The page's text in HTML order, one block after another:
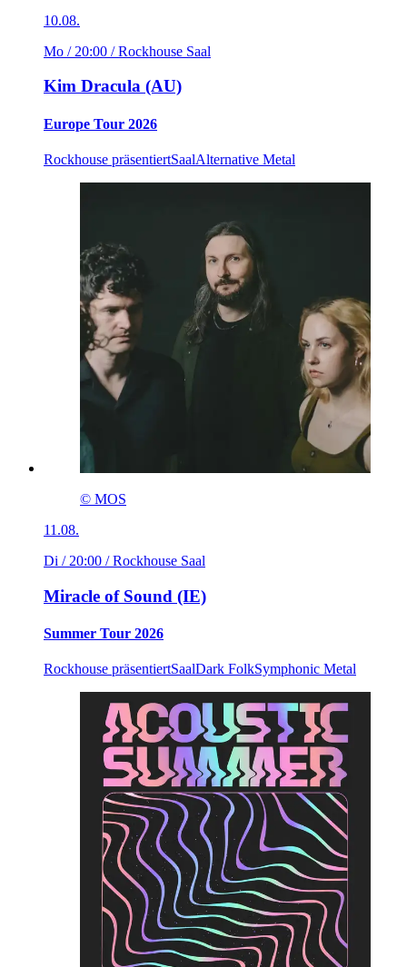
10.08.
Mo / 20:00 / Rockhouse Saal
Kim Dracula (AU)
Europe Tour 2026
Rockhouse präsentiertSaalAlternative Metal
© MOS
11.08.
Di / 20:00 / Rockhouse Saal
Miracle of Sound (IE)
Summer Tour 2026
Rockhouse präsentiertSaalDark FolkSymphonic Metal